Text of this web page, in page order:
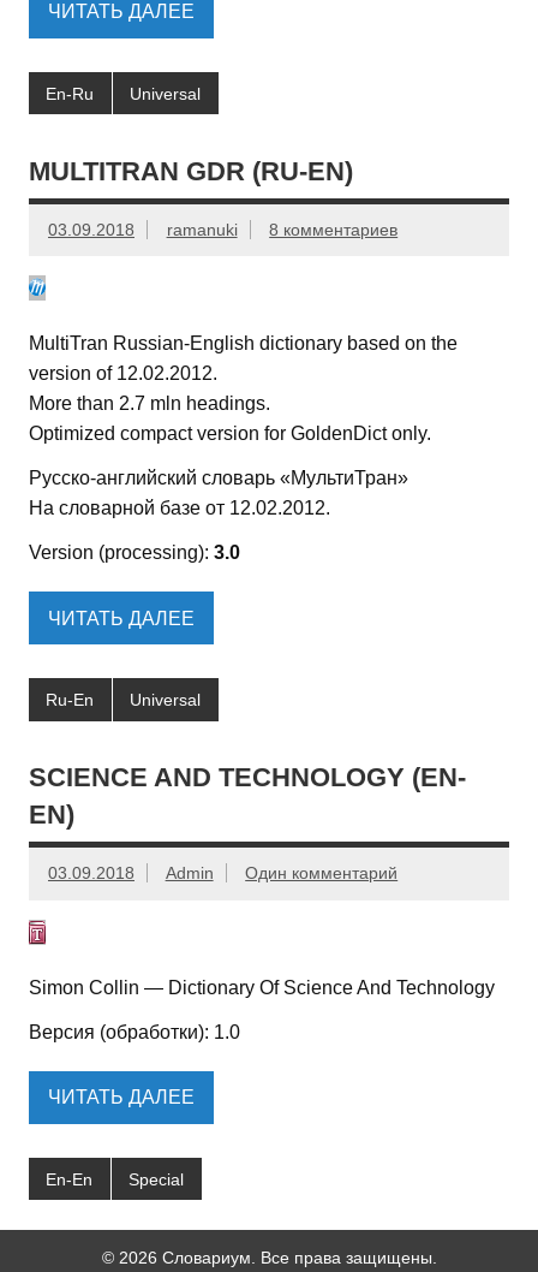
ЧИТАТЬ ДАЛЕЕ
En-Ru Universal
MULTITRAN GDR (RU-EN)
03.09.2018 ramanuki 8 комментариев
MultiTran Russian-English dictionary based on the
version of 12.02.2012.
More than 2.7 mln headings.
Optimized compact version for GoldenDict only.
Русско-английский словарь «МультиТран»
На словарной базе от 12.02.2012.
Version (processing): 3.0
ЧИТАТЬ ДАЛЕЕ
Ru-En Universal
SCIENCE AND TECHNOLOGY (EN-
EN)
03.09.2018 Admin Один комментарий
Simon Collin — Dictionary Of Science And Technology
Версия (обработки): 1.0
ЧИТАТЬ ДАЛЕЕ
En-En Special
© 2026 Словариум. Все права защищены.